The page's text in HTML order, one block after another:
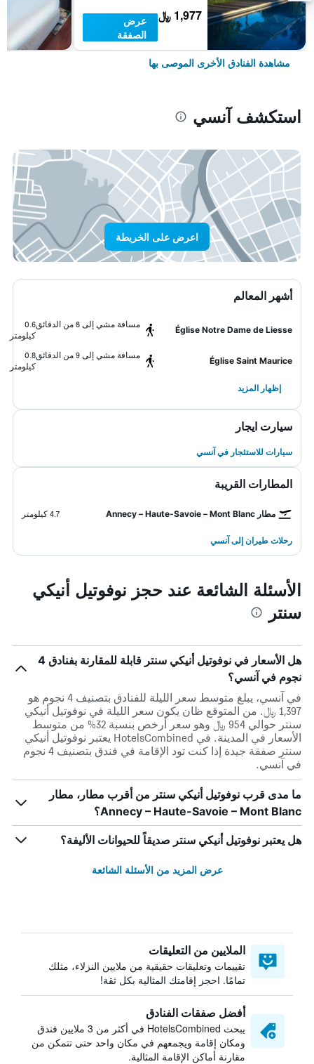
1,977 ﷼
عرض
الصفقة
مشاهدة الفنادق الأخرى الموصى بها
استكشف آنسي
اعرض على الخريطة
أشهر المعالم
Église Notre Dame de Liesse
مسافة مشي إلى 8 من الدقائق
0.6
كيلومتر
Église Saint Maurice
مسافة مشي إلى 9 من الدقائق
0.8
كيلومتر
إظهار المزيد
سيارت ايجار
سيارات للاستئجار في آنسي
المطارات القريبة
مطار Annecy – Haute-Savoie – Mont Blanc 4.7 كيلومتر
رحلات طيران إلى آنسي
الأسئلة الشائعة عند حجز نوفوتيل أنيكي
سنتر
هل الأسعار في نوفوتيل أنيكي سنتر قابلة للمقارنة بفنادق 4
نجوم في آنسي؟
في آنسي، يبلغ متوسط ​​سعر الليلة للفنادق بتصنيف 4 نجوم هو
1,397 ﷼. من المتوقع ظان يكون سعر الليلة في نوفوتيل أنيكي
سنتر حوالي 954 ﷼ وهو سعر أرخص بنسبة 32% من متوسط
الأسعار في المدينة. في HotelsCombined يعتبر نوفوتيل أنيكي
سنتر صفقة جيدة إذا كنت تود الإقامة في فندق بتصنيف 4 نجوم
في آنسي.
ما مدى قرب نوفوتيل أنيكي سنتر من أقرب مطار، مطار
Annecy – Haute-Savoie – Mont Blanc؟
هل يعتبر نوفوتيل أنيكي سنتر صديقاً للحيوانات الأليفة؟
عرض المزيد من الأسئلة الشائعة
الملايين من التعليقات
تقييمات وتعليقات حقيقية من ملايين النزلاء، مثلك
تمامًا. احجز إقامتك المثالية بكل ثقة!
أفضل صفقات الفنادق
يبحث HotelsCombined في أكثر من 3 ملايين فندق
ومكان إقامة ويجمعهم في مكان واحد حتى تتمكن من
مقارنة أماكن الإقامة المثالية.